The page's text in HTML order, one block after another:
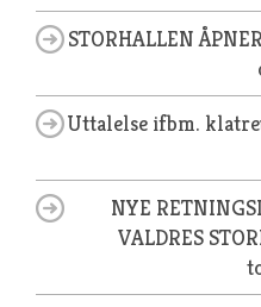
STORHALLEN
Uttalelse ifbm.
NYE
VALDRES